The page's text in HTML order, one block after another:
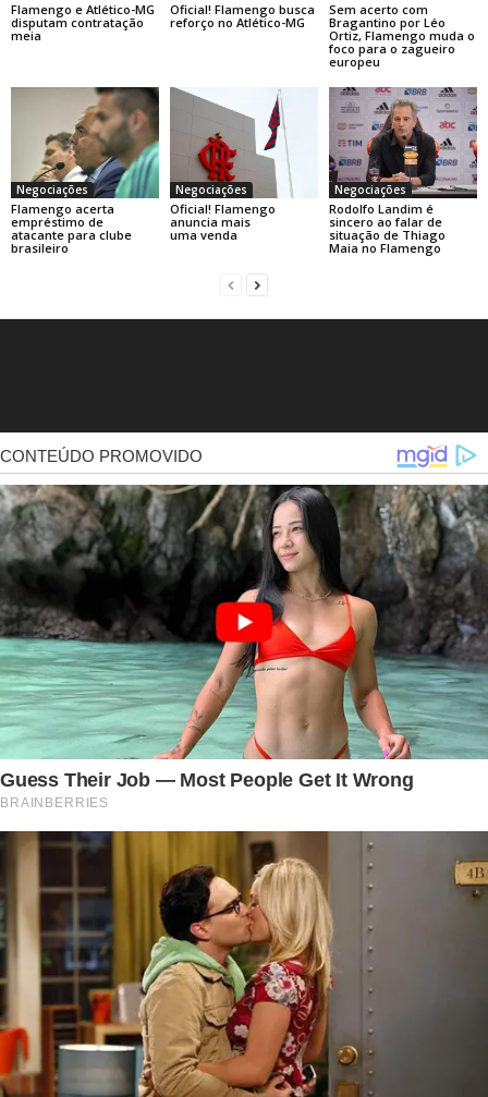
Flamengo e Atlético-MG
disputam contratação
meia
Oficial! Flamengo busca
reforço no Atlético-MG
Sem acerto com
Bragantino por Léo
Ortiz, Flamengo muda o
foco para o zagueiro
europeu
Negociações
Flamengo acerta
empréstimo de
atacante para clube
brasileiro
Negociações
Oficial! Flamengo
anuncia mais
uma venda
Negociações
Rodolfo Landim é
sincero ao falar de
situação de Thiago
Maia no Flamengo